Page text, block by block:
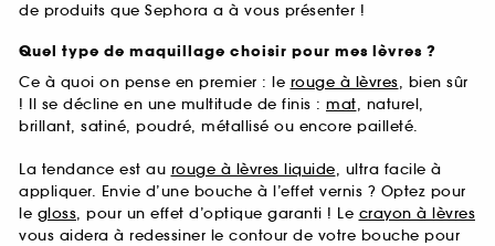
de produits que Sephora a à vous présenter !
Quel type de maquillage choisir pour mes lèvres ?
Ce à quoi on pense en premier : le rouge à lèvres, bien sûr
! Il se décline en une multitude de finis : mat, naturel,
brillant, satiné, poudré, métallisé ou encore pailleté.
La tendance est au rouge à lèvres liquide, ultra facile à
appliquer. Envie d’une bouche à l’effet vernis ? Optez pour
le gloss, pour un effet d’optique garanti ! Le crayon à lèvres
vous aidera à redessiner le contour de votre bouche pour